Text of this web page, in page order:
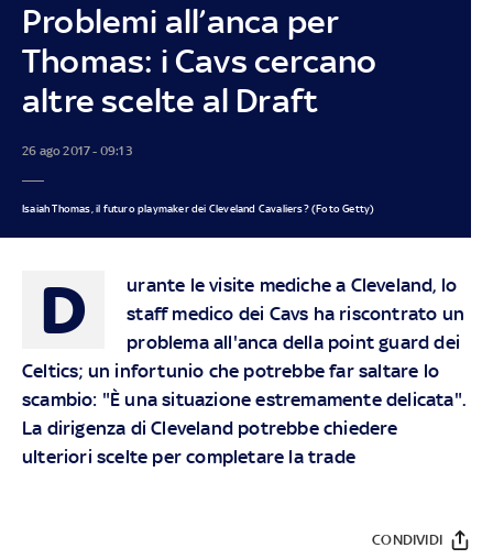
Problemi all’anca per
Thomas: i Cavs cercano
altre scelte al Draft
26 ago 2017 - 09:13
Isaiah Thomas, il futuro playmaker dei Cleveland Cavaliers? (Foto Getty)
D
urante le visite mediche a Cleveland, lo
staff medico dei Cavs ha riscontrato un
problema all'anca della point guard dei
Celtics; un infortunio che potrebbe far saltare lo
scambio: "È una situazione estremamente delicata".
La dirigenza di Cleveland potrebbe chiedere
ulteriori scelte per completare la trade
CONDIVIDI